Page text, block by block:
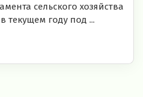
сельского хозяйства
текущем году под ...